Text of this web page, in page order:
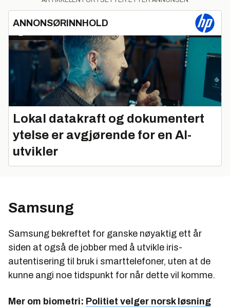
ANNONSØRINNHOLD
Lokal datakraft og dokumentert
ytelse er avgjørende for en AI-
utvikler
Samsung
Samsung bekreftet for ganske nøyaktig ett år
siden at også de jobber med å utvikle iris-
autentisering til bruk i smarttelefoner, uten at de
kunne angi noe tidspunkt for når dette vil komme.
Mer om biometri: Politiet velger norsk løsning